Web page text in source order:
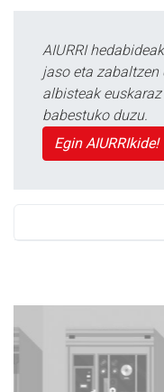
AIURRI
jaso eta zabaltzen
albisteak
babestuko duzu.
Egin AIURRIkide!